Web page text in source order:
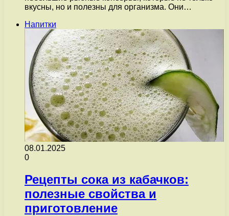
вкусны, но и полезны для организма. Они…
Напитки
08.01.2025
0
Рецепты сока из кабачков:
полезные свойства и
приготовление